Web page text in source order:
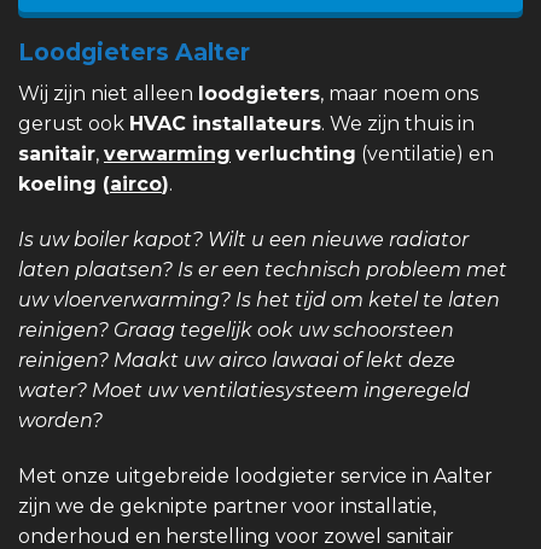
Loodgieters Aalter
Wij zijn niet alleen loodgieters, maar noem ons
gerust ook HVAC installateurs. We zijn thuis in
sanitair, verwarming verluchting (ventilatie) en
koeling (airco).
Is uw boiler kapot? Wilt u een nieuwe radiator
laten plaatsen? Is er een technisch probleem met
uw vloerverwarming? Is het tijd om ketel te laten
reinigen? Graag tegelijk ook uw schoorsteen
reinigen? Maakt uw airco lawaai of lekt deze
water? Moet uw ventilatiesysteem ingeregeld
worden?
Met onze uitgebreide loodgieter service in Aalter
zijn we de geknipte partner voor installatie,
onderhoud en herstelling voor zowel sanitair